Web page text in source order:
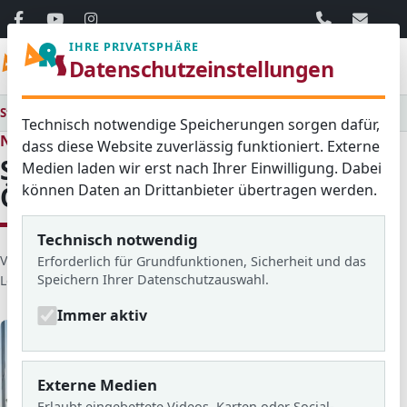
06103 / 30
Startseite
Neues aus dem Schulleben
Sommerferien &
Öffnungszeiten
D
e
a
s
Veröffentlicht von: Andreas WolfErstellt am: 25. Juni 2026
Letzte Aktualisierung: 09. Juli 2026Zugriffe: 703
IHRE PRIVATSPHÄRE
Datenschutzeinstellungen
Technisch notwendige Speicherungen sorgen dafür,
dass diese Website zuverlässig funktioniert. Externe
Medien laden wir erst nach Ihrer Einwilligung. Dabei
können Daten an Drittanbieter übertragen werden.
Technisch notwendig
Erforderlich für Grundfunktionen, Sicherheit und das
Speichern Ihrer Datenschutzauswahl.
Immer aktiv
Externe Medien